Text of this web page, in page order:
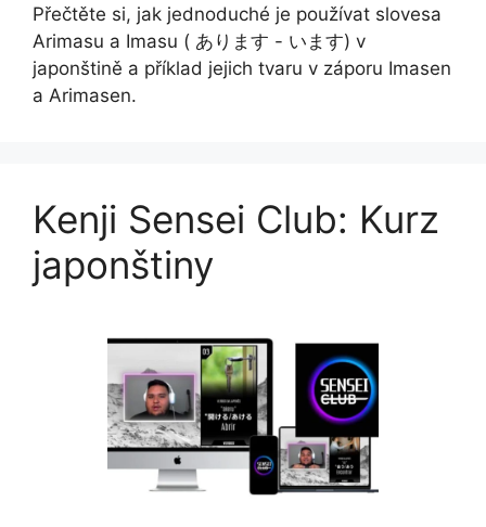
Přečtěte si, jak jednoduché je používat slovesa
Arimasu a Imasu ( あります - います) v
japonštině a příklad jejich tvaru v záporu Imasen
a Arimasen.
Kenji Sensei Club: Kurz
japonštiny